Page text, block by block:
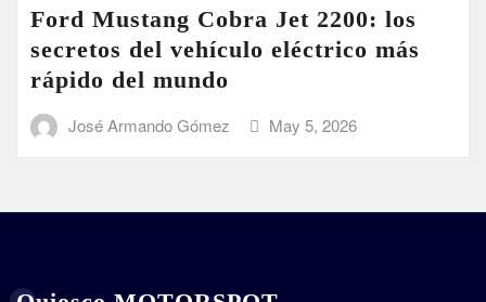
Ford Mustang Cobra Jet 2200: los
secretos del vehículo eléctrico más
rápido del mundo
José Armando Gómez May 5, 2026